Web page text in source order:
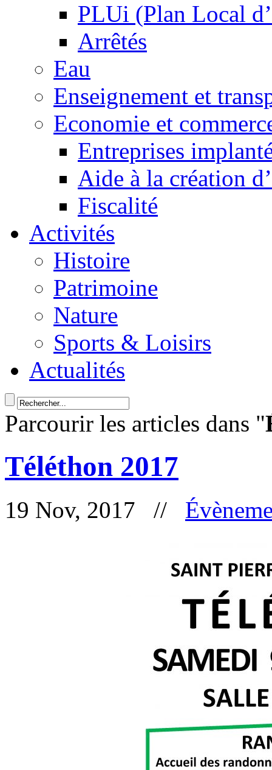
PLUi (Plan Local
Arrêtés
Eau
Enseignement et
Economie et
Entreprises
Aide à la création
Fiscalité
Activités
Histoire
Patrimoine
Nature
Sports & Loisirs
Actualités
Parcourir les articles dans "
Téléthon 2017
19 Nov, 2017 //